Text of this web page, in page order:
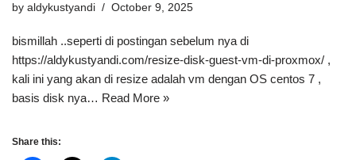
by aldykustyandi October 9, 2025
bismillah ..seperti di postingan sebelum nya di
https://aldykustyandi.com/resize-disk-guest-vm-di-proxmox/ ,
kali ini yang akan di resize adalah vm dengan OS centos 7 ,
basis disk nya… Read More »
Share this: